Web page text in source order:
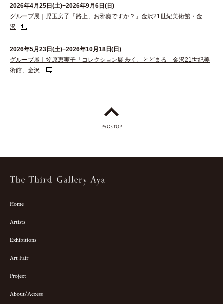
2026年4月25日(土)−2026年9月6日(日)
グループ展｜児玉房子「路上、お邪魔ですか？」金沢21世紀美術館・金
沢
2026年5月23日(土)−2026年10月18日(日)
グループ展｜笠原恵実子「コレクション展 歩く、とどまる」金沢21世紀美
術館、金沢
PAGETOP
Home
Artists
Exhibitions
Art Fair
Project
About/Access